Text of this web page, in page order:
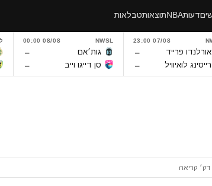
דעותNBAתוצאותטבלאות
07/08 23:00
אורלנדו פרייד –
רייסינג לואיוויל –
NWSL
08/08 00:00
גות׳אם –
סן דייגו וייב –